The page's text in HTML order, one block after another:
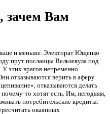
зачем Вам
и меньше. Электорат Ющенко
прут посланцы Вельзевула под
этих врагов непременно
отказываются верить в аферу
отказываются делать
то хотят есть. Им, негодяям,
потребительские кредиты.
окаянных